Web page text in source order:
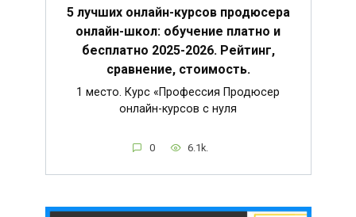
5 лучших онлайн-курсов продюсера
онлайн-школ: обучение платно и
бесплатно 2025-2026. Рейтинг,
сравнение, стоимость.
1 место. Курс «Профессия Продюсер
онлайн-курсов с нуля
0 6.1k.